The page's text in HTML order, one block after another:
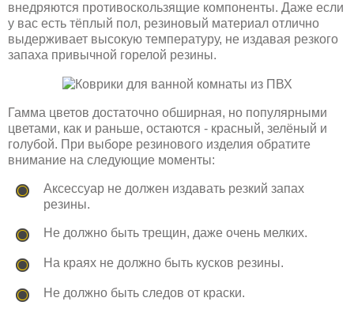
внедряются противоскользящие компоненты. Даже если
у вас есть тёплый пол, резиновый материал отлично
выдерживает высокую температуру, не издавая резкого
запаха привычной горелой резины.
Гамма цветов достаточно обширная, но популярными
цветами, как и раньше, остаются - красный, зелёный и
голубой. При выборе резинового изделия обратите
внимание на следующие моменты:
Аксессуар не должен издавать резкий запах
резины.
Не должно быть трещин, даже очень мелких.
На краях не должно быть кусков резины.
Не должно быть следов от краски.